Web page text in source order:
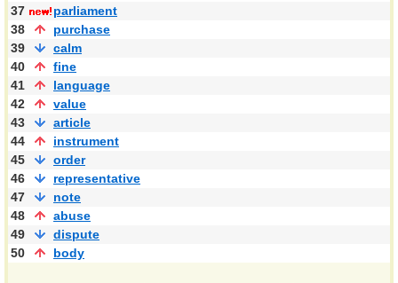
37
parliament
38
purchase
39
calm
40
fine
41
language
42
value
43
article
44
instrument
45
order
46
representative
47
note
48
abuse
49
dispute
50
body